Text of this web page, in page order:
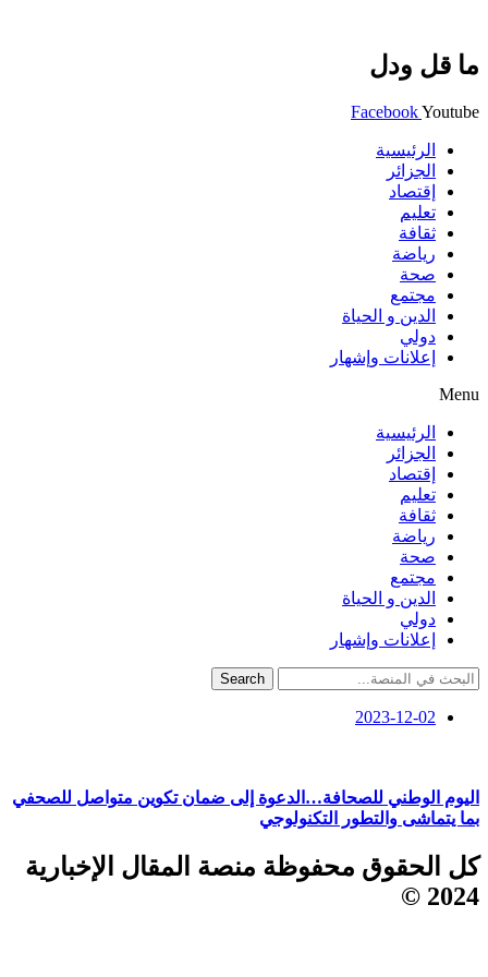
ما قل ودل
FacebookYoutube
الرئيسية
الجزائر
إقتصاد
تعليم
ثقافة
رياضة
صحة
مجتمع
الدين و الحياة
دولي
إعلانات وإشهار
Menu
الرئيسية
الجزائر
إقتصاد
تعليم
ثقافة
رياضة
صحة
مجتمع
الدين و الحياة
دولي
إعلانات وإشهار
Search
2023-12-02
اليوم الوطني للصحافة…الدعوة إلى ضمان تكوين متواصل للصحفي
بما يتماشى والتطور التكنولوجي
كل الحقوق محفوظة منصة المقال الإخبارية
2024 ©